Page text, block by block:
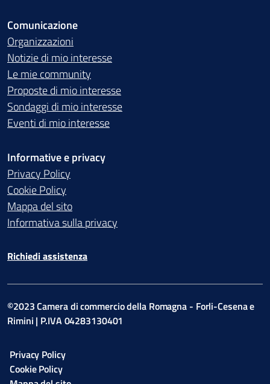
Comunicazione
Organizzazioni
Notizie di mio interesse
Le mie community
Proposte di mio interesse
Sondaggi di mio interesse
Eventi di mio interesse
Informative e privacy
Privacy Policy
Cookie Policy
Mappa del sito
Informativa sulla privacy
Richiedi assistenza
©2023 Camera di commercio della Romagna - Forli-Cesena e
Rimini | P.IVA 04283130401
Privacy Policy
Cookie Policy